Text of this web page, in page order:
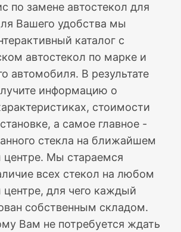
по замене автостекол для
Вашего удобства мы
каталог с
автостекол по марке и
автомобиля. В результате
информацию о
стоимости
а самое главное -
стекла на ближайшем
центре. Мы стараемся
всех стекол на любом
центре, для чего каждый
собственным складом.
Вам не потребуется ждать